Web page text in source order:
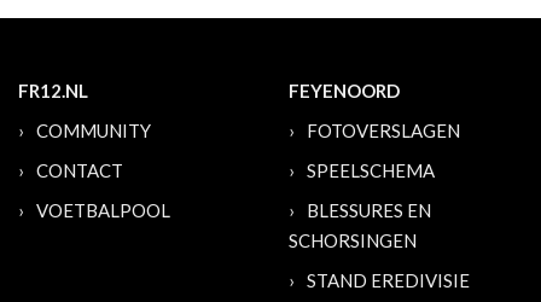
FR12.NL
COMMUNITY
CONTACT
VOETBALPOOL
FEYENOORD
FOTOVERSLAGEN
SPEELSCHEMA
BLESSURES EN
SCHORSINGEN
STAND EREDIVISIE